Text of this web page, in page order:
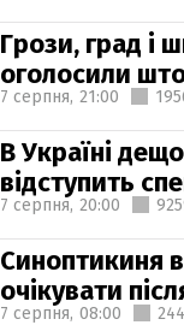
Грози, град і
оголосили
7 серпня, 21:00
В Україні
відступить
7 серпня, 20:00
Синоптикиня
очікувати
7 серпня, 08:00